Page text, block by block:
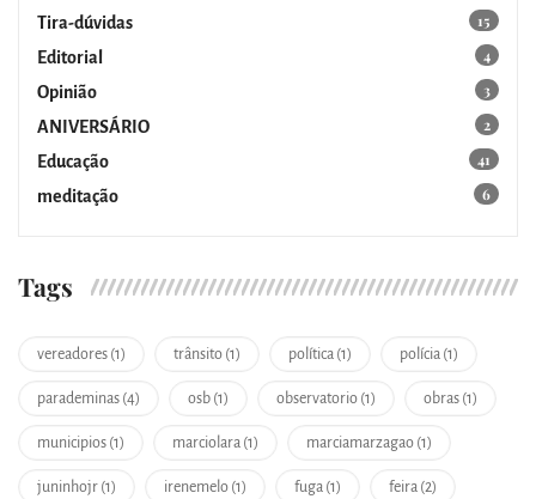
Tira-dúvidas
15
Editorial
4
Opinião
3
ANIVERSÁRIO
2
Educação
41
meditação
6
Tags
vereadores (1) trânsito (1) política (1) polícia (1)
parademinas (4) osb (1) observatorio (1) obras (1)
municipios (1) marciolara (1) marciamarzagao (1)
juninhojr (1) irenemelo (1) fuga (1) feira (2)